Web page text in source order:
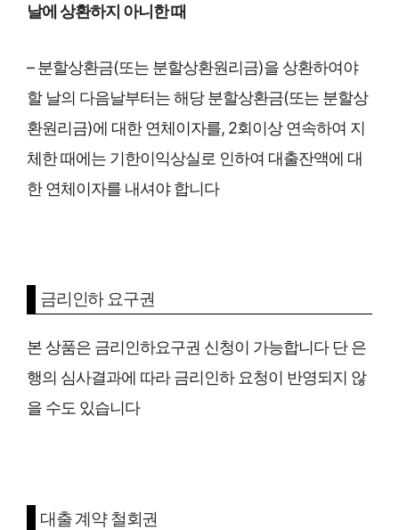
날에 상환하지 아니한 때
– 분할상환금(또는 분할상환원리금)을 상환하여야
할 날의 다음날부터는 해당 분할상환금(또는 분할상
환원리금)에 대한 연체이자를, 2회이상 연속하여 지
체한 때에는 기한이익상실로 인하여 대출잔액에 대
한 연체이자를 내셔야 합니다
금리인하 요구권
본 상품은 금리인하요구권 신청이 가능합니다 단 은
행의 심사결과에 따라 금리인하 요청이 반영되지 않
을 수도 있습니다
대출 계약 철회권